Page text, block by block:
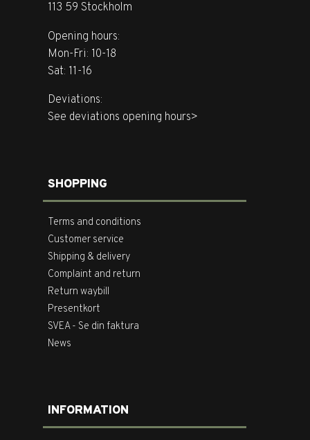
113 59 Stockholm
Opening hours:
Mon-Fri: 10-18
Sat: 11-16
Deviations:
See deviations opening hours>
SHOPPING
Terms and conditions
Customer service
Shipping & delivery
Complaint and return
Return waybill
Presentkort
SVEA - Se din faktura
News
INFORMATION